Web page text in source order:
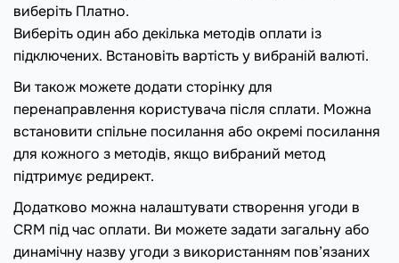
виберіть Платно.
Виберіть один або декілька методів оплати із
підключених. Встановіть вартість у вибраній валюті.
Ви також можете додати сторінку для
перенаправлення користувача після сплати. Можна
встановити спільне посилання або окремі посилання
для кожного з методів, якщо вибраний метод
підтримує редирект.
Додатково можна налаштувати створення угоди в
CRM під час оплати. Ви можете задати загальну або
динамічну назву угоди з використанням пов’язаних